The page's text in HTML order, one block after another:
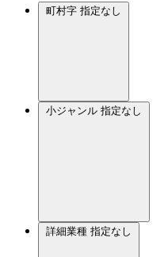
町村字 指定なし
小ジャンル 指定なし
詳細業種 指定なし